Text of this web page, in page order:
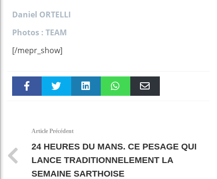
Daniel ORTELLI
Photos : TEAM
[/mepr_show]
Article Précédent
24 HEURES DU MANS. CE PESAGE QUI
LANCE TRADITIONNELEMENT LA
SEMAINE SARTHOISE